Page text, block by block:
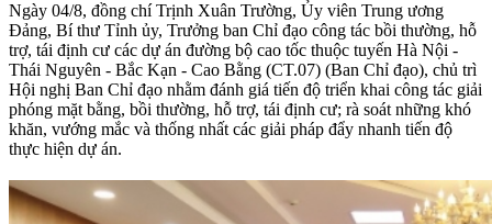
Ngày 04/8, đồng chí Trịnh Xuân Trường, Ủy viên Trung ương
Đảng, Bí thư Tỉnh ủy, Trưởng ban Chỉ đạo công tác bồi thường, hỗ
trợ, tái định cư các dự án đường bộ cao tốc thuộc tuyến Hà Nội -
Thái Nguyên - Bắc Kạn - Cao Bằng (CT.07) (Ban Chỉ đạo), chủ trì
Hội nghị Ban Chỉ đạo nhằm đánh giá tiến độ triển khai công tác giải
phóng mặt bằng, bồi thường, hỗ trợ, tái định cư; rà soát những khó
khăn, vướng mắc và thống nhất các giải pháp đẩy nhanh tiến độ
thực hiện dự án.